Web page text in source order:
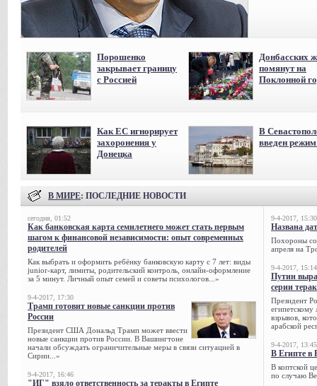
Порошенко
закрывает границу
с Россией
Донбасских
помянут на
Поклонной
Как ЕС игнорирует
захоронения у
Донецка
В
введен
В МИРЕ: ПОСЛЕДНИЕ НОВОСТИ
сегодня, 01:52
Как банковская карта семилетнего может стать первым
шагом к финансовой независимости: опыт современных
родителей
Как выбрать и оформить ребёнку банковскую карту с 7 лет: виды
junior-карт, лимиты, родительский контроль, онлайн-оформление
за 5 минут. Личный опыт семей и советы психологов...»
9-4-2017, 17:30
Трамп готовит новые санкции против
России
Президент США Дональд Трамп может ввести
новые санкции против России. В Вашингтоне
начали обсуждать ограничительные меры в связи ситуацией в
Сирии...»
9-4-2017, 16:46
"ИГ" взяло ответственность за теракты в Египте
9-4-2017, 15:30
Названа
Похороны
апреля на
9-4-2017, 15:14
Путин
серии
Президент
египетскому
взрывов,
арабской
9-4-2017, 13:45
В Египте в
В коптской
по случаю